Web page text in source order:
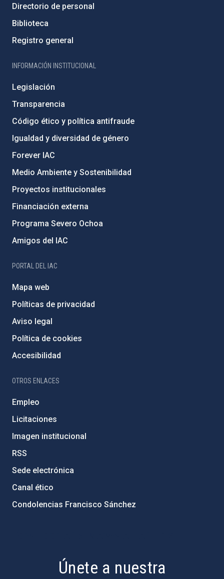
Directorio de personal
Biblioteca
Registro general
INFORMACIÓN INSTITUCIONAL
Legislación
Transparencia
Código ético y política antifraude
Igualdad y diversidad de género
Forever IAC
Medio Ambiente y Sostenibilidad
Proyectos institucionales
Financiación externa
Programa Severo Ochoa
Amigos del IAC
PORTAL DEL IAC
Mapa web
Políticas de privacidad
Aviso legal
Política de cookies
Accesibilidad
OTROS ENLACES
Empleo
Licitaciones
Imagen institucional
RSS
Sede electrónica
Canal ético
Condolencias Francisco Sánchez
Únete a nuestra